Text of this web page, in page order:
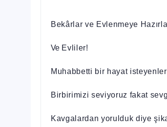
Bekârlar ve Evlenmeye
VeEvliler!
Muhabbetti bir hayat
Birbirimizi seviyoruz fakat
Kavgalardan yorulduk diye